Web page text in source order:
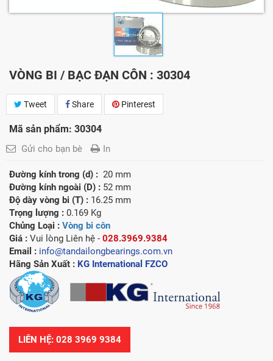
VÒNG BI / BẠC ĐẠN CÔN : 30304
Tweet Share Pinterest
Mã sản phẩm: 30304
Gửi cho bạn bè In
Đường kính trong (d) : 20 mm
Đường kính ngoài (D) : 52 mm
Độ dày vòng bi (T) : 16.25 mm
Trọng lượng : 0.169 Kg
Chủng Loại : Vòng bi côn
Giá : Vui lòng Liên hệ - 028.3969.9384
Email : info@tandailongbearings.com.vn
Hãng Sản Xuất : KG International FZCO
LIÊN HỆ: 028 3969 9384